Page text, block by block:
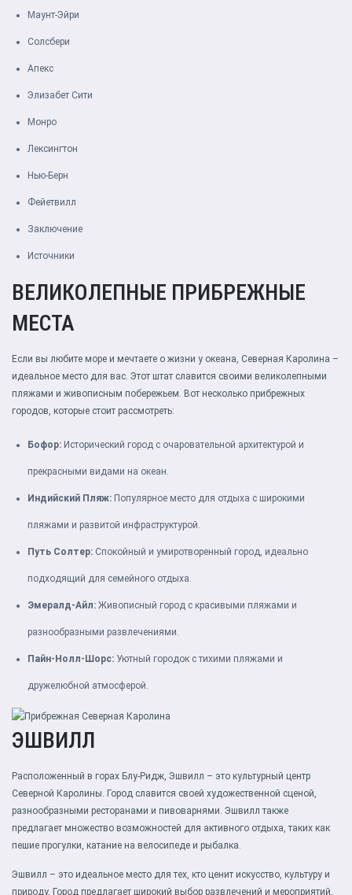
Маунт-Эйри
Солсбери
Апекс
Элизабет Сити
Монро
Лексингтон
Нью-Берн
Фейетвилл
Заключение
Источники
ВЕЛИКОЛЕПНЫЕ ПРИБРЕЖНЫЕ
МЕСТА
Если вы любите море и мечтаете о жизни у океана, Северная Каролина –
идеальное место для вас. Этот штат славится своими великолепными
пляжами и живописным побережьем. Вот несколько прибрежных
городов, которые стоит рассмотреть:
Бофор: Исторический город с очаровательной архитектурой и
прекрасными видами на океан.
Индийский Пляж: Популярное место для отдыха с широкими
пляжами и развитой инфраструктурой.
Путь Солтер: Спокойный и умиротворенный город, идеально
подходящий для семейного отдыха.
Эмералд-Айл: Живописный город с красивыми пляжами и
разнообразными развлечениями.
Пайн-Нолл-Шорс: Уютный городок с тихими пляжами и
дружелюбной атмосферой.
ЭШВИЛЛ
Расположенный в горах Блу-Ридж, Эшвилл – это культурный центр
Северной Каролины. Город славится своей художественной сценой,
разнообразными ресторанами и пивоварнями. Эшвилл также
предлагает множество возможностей для активного отдыха, таких как
пешие прогулки, катание на велосипеде и рыбалка.
Эшвилл – это идеальное место для тех, кто ценит искусство, культуру и
природу. Город предлагает широкий выбор развлечений и мероприятий,